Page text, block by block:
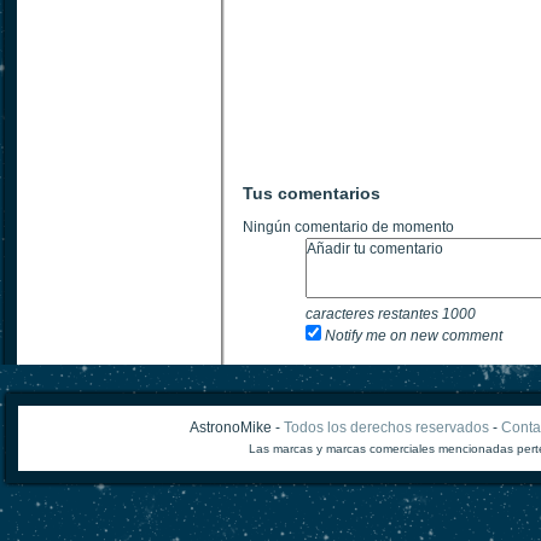
Tus comentarios
Ningún comentario de momento
caracteres restantes 1000
Notify me on new comment
AstronoMike - Todos los derechos reservados-
Las marcas y marcas comerciales mencionadas